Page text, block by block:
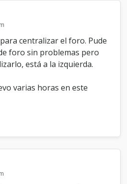
l
i
z
a
n
centralizar el foro. Pude
foro sin problemas pero
está a la izquierda.
varias horas en este